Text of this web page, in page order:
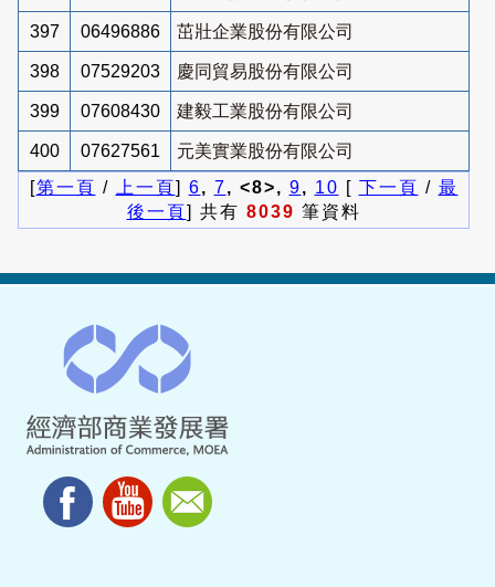
397 06496886 茁壯企業股份有限公司
398 07529203 慶同貿易股份有限公司
399 07608430 建毅工業股份有限公司
400 07627561
元美實業股份有限公司
[第一頁 / 上一頁] 6, 7, <8>, 9, 10 [ 下一頁 / 最
後一頁] 共有 8039 筆資料